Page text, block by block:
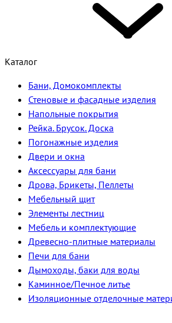
Каталог
Бани, Домокомплекты
Стеновые и фасадные изделия
Напольные покрытия
Рейка. Брусок. Доска
Погонажные изделия
Двери и окна
Аксессуары для бани
Дрова, Брикеты, Пеллеты
Мебельный щит
Элементы лестниц
Мебель и комплектующие
Древесно-плитные материалы
Печи для бани
Дымоходы, баки для воды
Каминное/Печное литье
Изоляционные отделочные